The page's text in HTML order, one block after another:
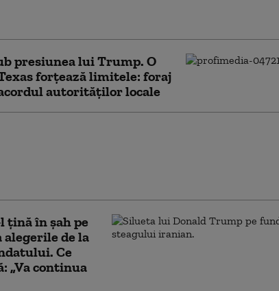
presiunea lui Trump. O
forțează limitele: foraj
autorităților locale
țină în șah pe
de la
Ce
„Va continua